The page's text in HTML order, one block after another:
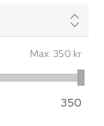
Max: 350 kr
350